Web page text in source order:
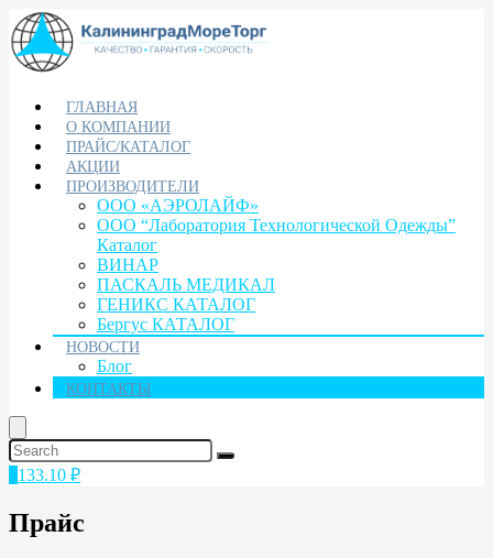
ГЛАВНАЯ
О КОМПАНИИ
ПРАЙС/КАТАЛОГ
АКЦИИ
ПРОИЗВОДИТЕЛИ
ООО «АЭРОЛАЙФ»
ООО “Лаборатория Технологической Одежды”
Каталог
ВИНАР
ПАСКАЛЬ МЕДИКАЛ
ГЕНИКС КАТАЛОГ
Бергус КАТАЛОГ
НОВОСТИ
Блог
КОНТАКТЫ
133.10 ₽
Прайс